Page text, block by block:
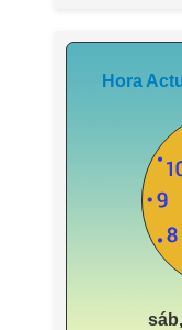
Hora